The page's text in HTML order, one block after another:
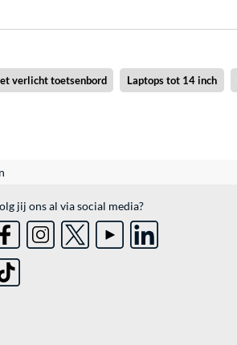
verlicht toetsenbord Laptops tot 14 inch
jij ons al via social media?